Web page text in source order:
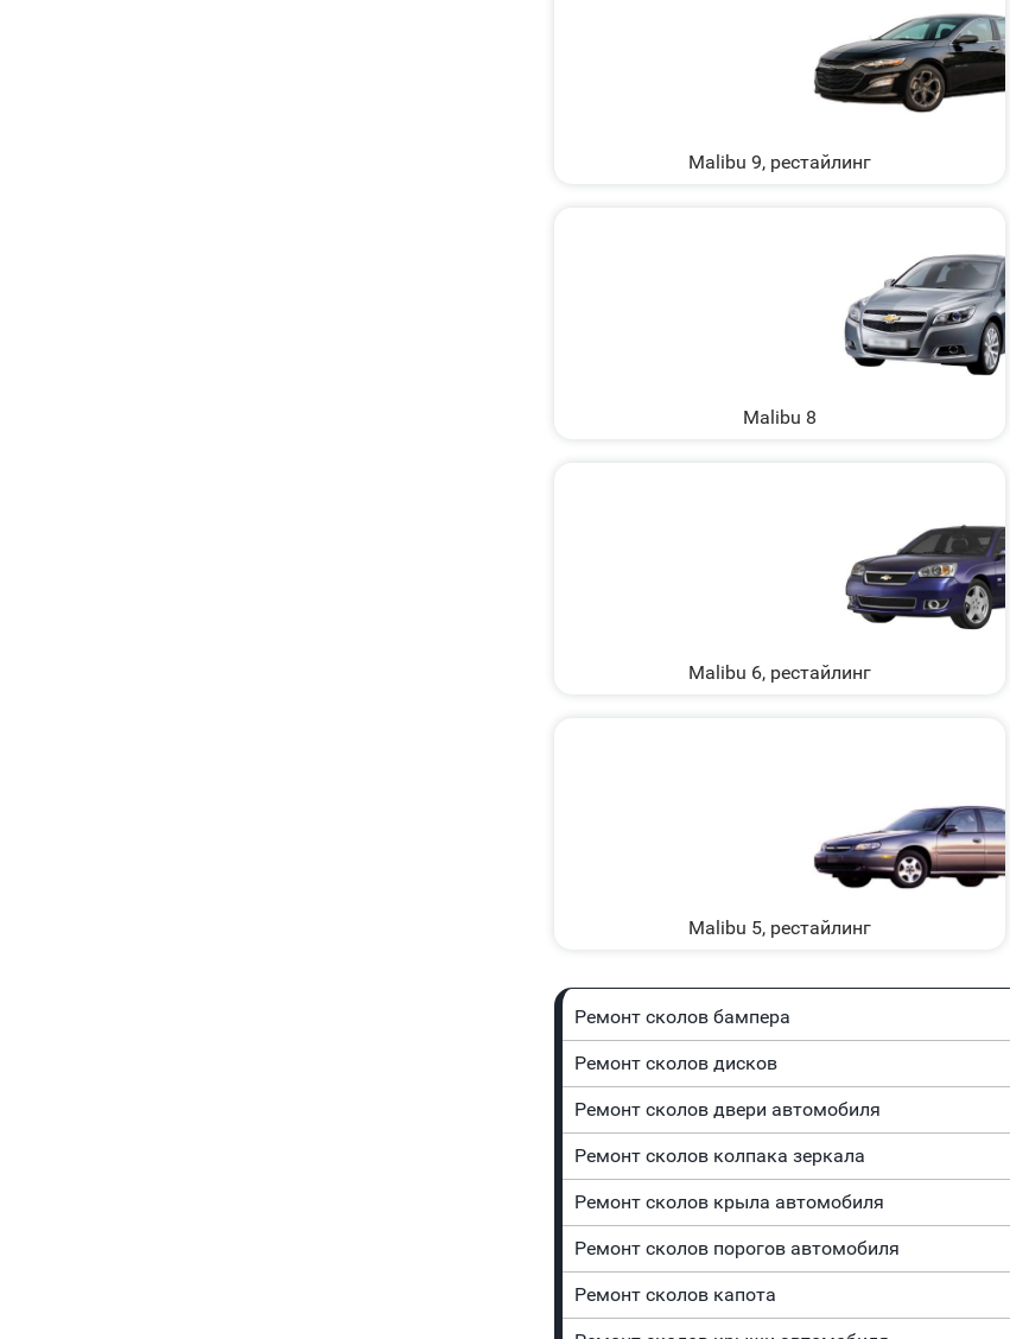
Malibu 9, рестайлинг
Malibu 8
Malibu 6, рестайлинг
Malibu 5, рестайлинг
Ремонт сколов бампера
Ремонт сколов дисков
Ремонт сколов двери автомобиля
Ремонт сколов колпака зеркала
Ремонт сколов крыла автомобиля
Ремонт сколов порогов автомобиля
Ремонт сколов капота